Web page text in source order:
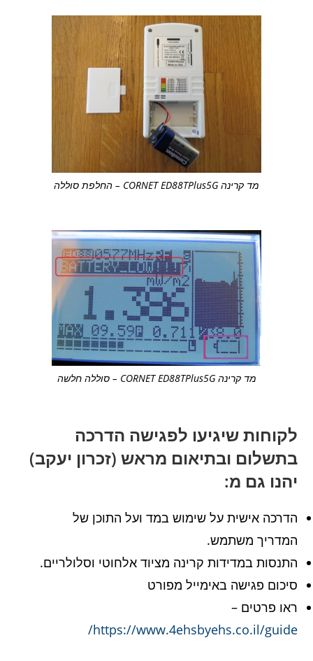
מד קרינה CORNET ED88TPlus5G – החלפת סוללה
מד קרינה CORNET ED88TPlus5G – סוללה חלשה
לקוחות שיגיעו לפגישה הדרכה
בתשלום ובתיאום מראש (זכרון יעקב)
יהנו גם מ:
הדרכה אישית על שימוש במד ועל התוכן של
המדריך משתמש.
התנסות במדידות קרינה מציוד אלחוטי וסלולריים.
סיכום פגישה באימייל מפורט
ראו פרטים –
https://www.4ehsbyehs.co.il/guide/